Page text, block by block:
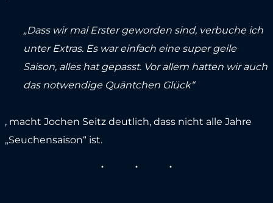
„Dass wir mal Erster geworden sind, verbuche ich
unter Extras. Es war einfach eine super geile
Saison, alles hat gepasst. Vor allem hatten wir auch
das notwendige Quäntchen Glück“
, macht Jochen Seitz deutlich, dass nicht alle Jahre
„Seuchensaison“ ist.